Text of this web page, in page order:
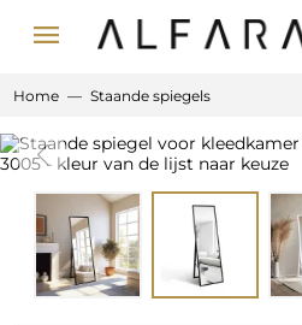
menu
Home Staande spiegels
Previous